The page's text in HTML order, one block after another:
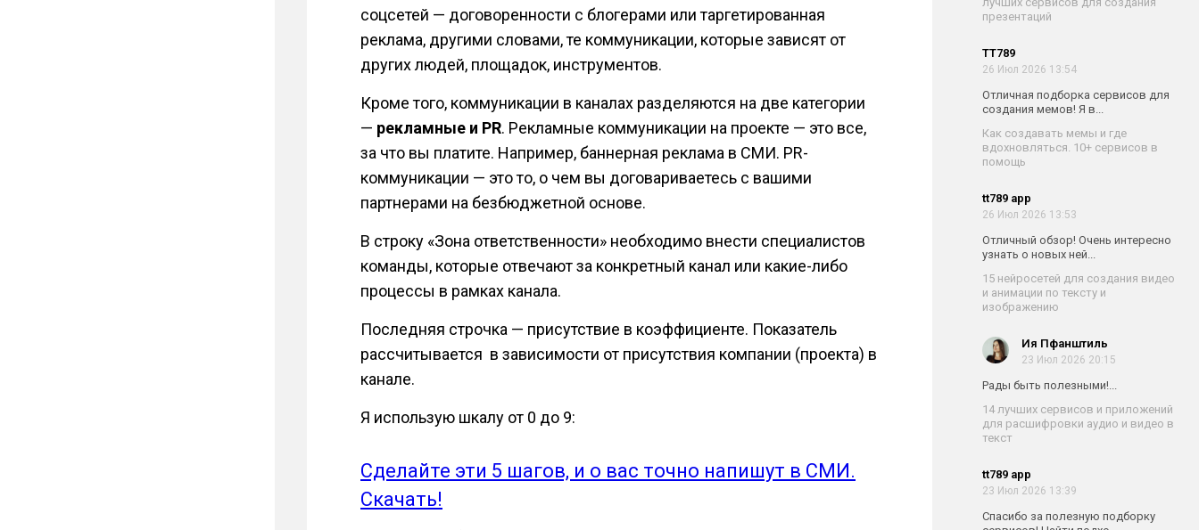
презентаций
TT789
26 Июл 2026 13:54
Отличная подборка сервисов для
создания мемов! Я в...
Как создавать мемы и где
вдохновляться. 10+ сервисов в
помощь
tt789 app
26 Июл 2026 13:53
Отличный обзор! Очень интересно
узнать о новых ней...
15 нейросетей для создания видео
и анимации по тексту и
изображению
Ия Пфанштиль
23 Июл 2026 20:15
Рады быть полезными!...
14 лучших сервисов и приложений
для расшифровки аудио и видео в
текст
tt789 app
23 Июл 2026 13:39
Спасибо за полезную подборку
соцсетей — договоренности с блогерами или таргетированная
реклама, другими словами, те коммуникации, которые зависят от
других людей, площадок, инструментов.
Кроме того, коммуникации в каналах разделяются на две категории
— рекламные и PR. Рекламные коммуникации на проекте — это все,
за что вы платите. Например, баннерная реклама в СМИ. PR-
коммуникации — это то, о чем вы договариваетесь с вашими
партнерами на безбюджетной основе.
В строку «Зона ответственности» необходимо внести специалистов
команды, которые отвечают за конкретный канал или какие-либо
процессы в рамках канала.
Последняя строчка — присутствие в коэффициенте. Показатель
рассчитывается в зависимости от присутствия компании (проекта) в
канале.
Я использую шкалу от 0 до 9:
Сделайте эти 5 шагов, и о вас точно напишут в СМИ.
Скачать!